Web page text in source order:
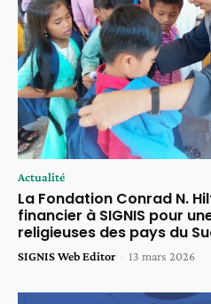
Actualité
La Fondation Conrad N.
financier à SIGNIS pour
religieuses des pays du
SIGNIS Web Editor - 13 mars 2026